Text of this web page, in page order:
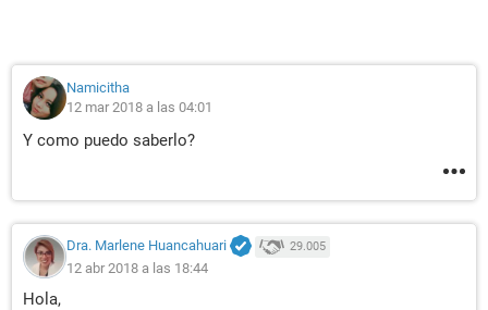
Namicitha
12 mar 2018 a las 04:01
Y como puedo saberlo?
Dra. Marlene Huancahuari 29.005
12 abr 2018 a las 18:44
Hola,